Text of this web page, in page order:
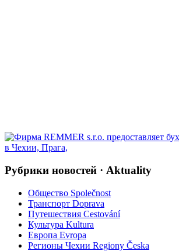
Рубрики новостей · Aktuality
Общество Společnost
Транспорт Doprava
Путешествия Cestování
Культура Kultura
Европа Evropa
Регионы Чехии Regiony Česka